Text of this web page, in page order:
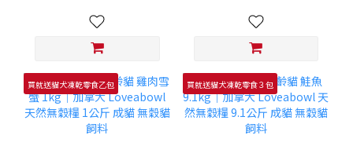
買就送貓犬凍乾零食乙包 買就送貓犬凍乾零食３包